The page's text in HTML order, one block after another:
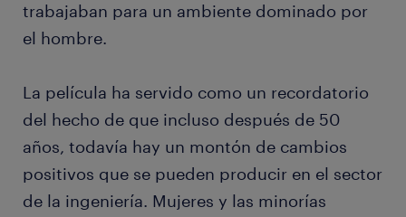
trabajaban para un ambiente dominado por
el hombre.
La película ha servido como un recordatorio
del hecho de que incluso después de 50
años, todavía hay un montón de cambios
positivos que se pueden producir en el sector
de la ingeniería. Mujeres y las minorías